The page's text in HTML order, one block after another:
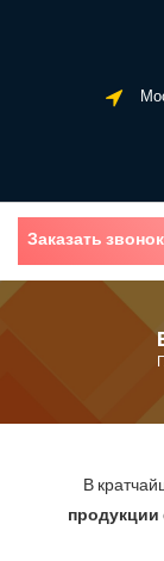
Заказать звонок
В
продукции